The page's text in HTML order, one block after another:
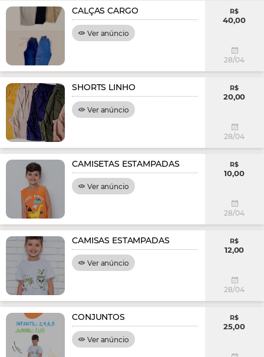
CALÇAS CARGO
Ver anúncio
R$
40,00
28/04
SHORTS LINHO
Ver anúncio
R$
20,00
28/04
CAMISETAS ESTAMPADAS
Ver anúncio
R$
10,00
28/04
CAMISAS ESTAMPADAS
Ver anúncio
R$
12,00
28/04
CONJUNTOS
Ver anúncio
R$
25,00